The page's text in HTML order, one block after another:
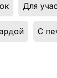
Для
С